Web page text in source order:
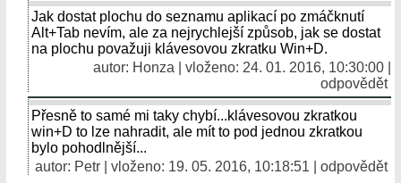
Jak dostat plochu do seznamu aplikací po zmáčknutí
Alt+Tab nevím, ale za nejrychlejší způsob, jak se dostat
na plochu považuji klávesovou zkratku Win+D.
autor: Honza | vloženo: 24. 01. 2016, 10:30:00 |
odpovědět
Přesně to samé mi taky chybí...klávesovou zkratkou
win+D to lze nahradit, ale mít to pod jednou zkratkou
bylo pohodlnější...
autor: Petr | vloženo: 19. 05. 2016, 10:18:51 | odpovědět